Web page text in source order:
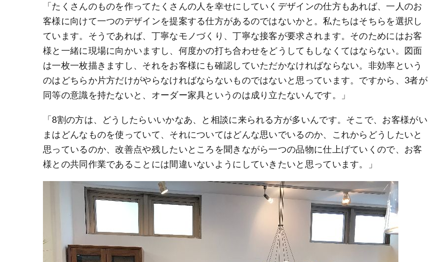
「たくさんのものを作ってたくさんの人を幸せにしていくデザインの仕方もあれば、一人のお
客様に向けて一つのデザインを提案する仕方があるのではないかと。私たちはそちらを選択し
ています。そうであれば、丁寧なモノづくり、丁寧な接客が要求されます。そのためにはお客
様と一緒に現場に向かいますし、何度かの打ち合わせをどうしてもしなくてはならない。図面
は一枚一枚描きますし、それをお客様にも確認していただかなければならない。非効率という
のはどちらか片方だけがやらなければならないものではないと思っています。ですから、3者が
同等の意識を持たないと、オーダー家具というのは成り立たないんです。」
「8割の方は、どうしたらいいかなあ、と相談に来られる方が多いんです。そこで、お客様がい
まはどんなものを使っていて、それについてはどんな思いでいるのか、これからどうしたいと
思っているのか、改善点や残したいところを聞きながら一つの品物に仕上げていくので、お客
様との共同作業であることには間違いないようにしていきたいと思っています。」